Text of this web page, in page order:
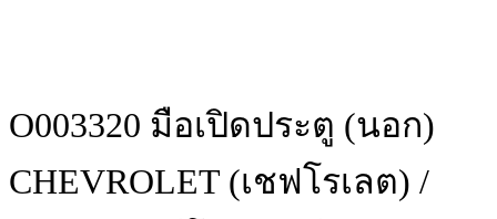
O003320 มือเปิดประตู (นอก)
CHEVROLET (เชฟโรเลต) /